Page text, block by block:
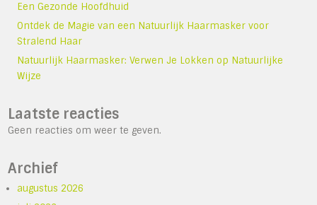
Een Gezonde Hoofdhuid
Ontdek de Magie van een Natuurlijk Haarmasker voor
Stralend Haar
Natuurlijk Haarmasker: Verwen Je Lokken op Natuurlijke
Wijze
Laatste reacties
Geen reacties om weer te geven.
Archief
augustus 2026